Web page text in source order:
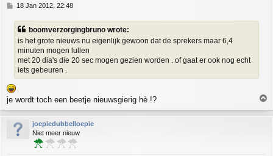
P
s
18 Jan 2012, 22:48
boomverzorgingbruno wrote:
is het grote nieuws nu eigenlijk gewoon dat de sprekers maar 6,4
minuten mogen lullen
met 20 dia's die 20 sec mogen gezien worden . of gaat er ook nog echt
iets gebeuren .
je wordt toch een beetje nieuwsgierig hè !?
p
joepiedubbelloepie
Niet meer nieuw